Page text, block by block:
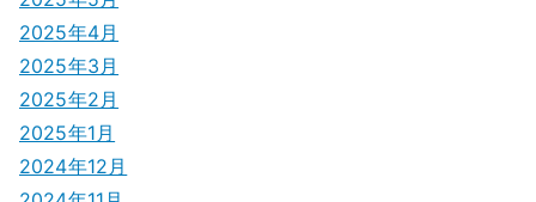
2025年4月
2025年3月
2025年2月
2025年1月
2024年12月